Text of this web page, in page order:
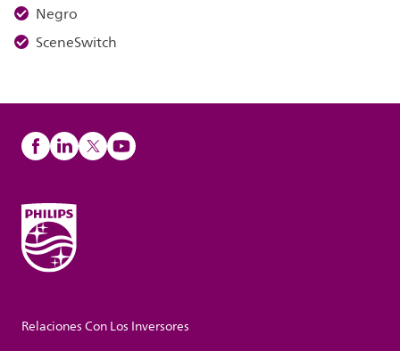
Negro
SceneSwitch
Relaciones Con Los Inversores